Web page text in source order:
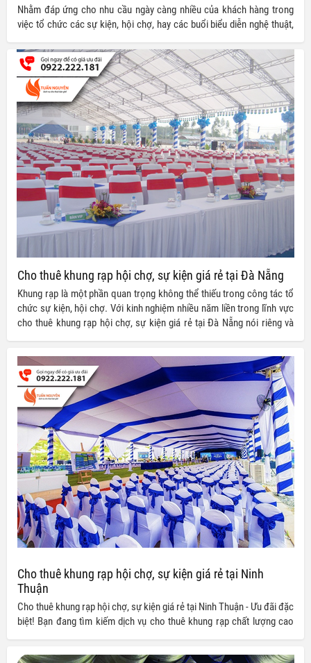
Nhằm đáp ứng cho nhu cầu ngày càng nhiều của khách hàng trong
việc tổ chức các sự kiện, hội chợ, hay các buổi biểu diễn nghệ thuật,
sự kiện, hội chợ và đám cưới với giá cả hợp lý cùng chất lượng đảm
bảo.
Cho thuê khung rạp hội chợ, sự kiện giá rẻ tại Đà Nẵng
Khung rạp là một phần quan trọng không thể thiếu trong công tác tổ
chức sự kiện, hội chợ. Với kinh nghiệm nhiều năm liền trong lĩnh vực
cho thuê khung rạp hội chợ, sự kiện giá rẻ tại Đà Nẵng nói riêng và
giá siêu ưu đãi cho quý khách hàng.
Cho thuê khung rạp hội chợ, sự kiện giá rẻ tại Ninh
Thuận
Cho thuê khung rạp hội chợ, sự kiện giá rẻ tại Ninh Thuận - Ưu đãi đặc
biệt! Bạn đang tìm kiếm dịch vụ cho thuê khung rạp chất lượng cao